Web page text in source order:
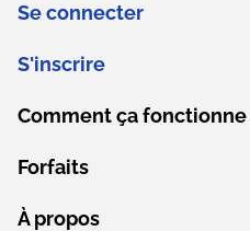
Se connecter
S'inscrire
Comment ça fonctionne
Forfaits
À propos